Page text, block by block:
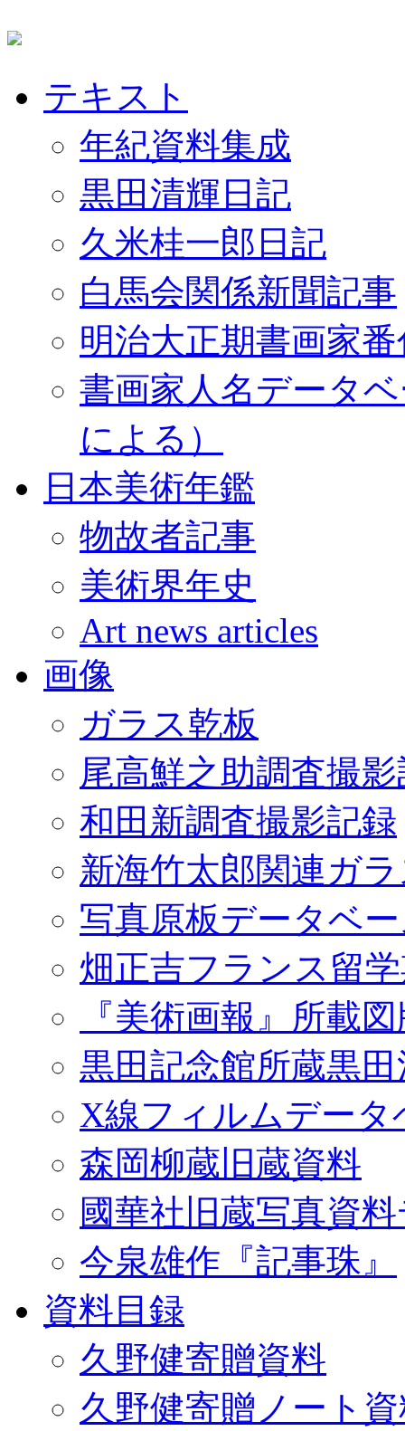
テキスト
年紀資料集成
黒田清輝日記
久米桂一郎日記
白馬会関係新聞記事
明治大正期書画家
書画家人名データ
による）
日本美術年鑑
物故者記事
美術界年史
Art news articles
画像
ガラス乾板
尾高鮮之助調査撮
和田新調査撮影記録
新海竹太郎関連ガ
写真原板データベ
畑正吉フランス留
『美術画報』所載
黒田記念館所蔵黒
X線フィルムデータ
森岡柳蔵旧蔵資料
國華社旧蔵写真資
今泉雄作『記事珠』
資料目録
久野健寄贈資料
久野健寄贈ノート